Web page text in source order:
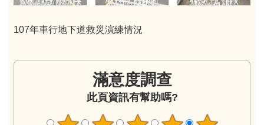
107年車行地下道救災演練情況
滿意度調查
此頁資訊有幫助嗎?